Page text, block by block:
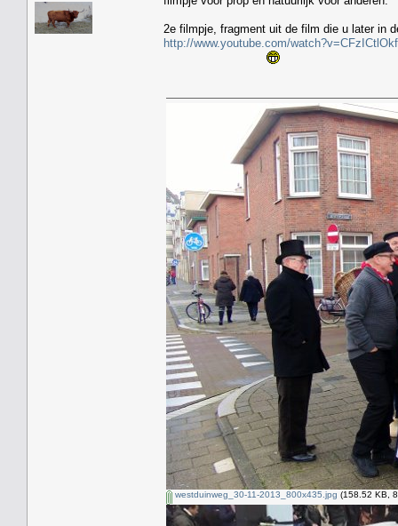
2e filmpje, fragment uit de film die u later in
http://www.youtube.com/
westduinweg_30-11-2013_800x435.jpg (158.52 KB,